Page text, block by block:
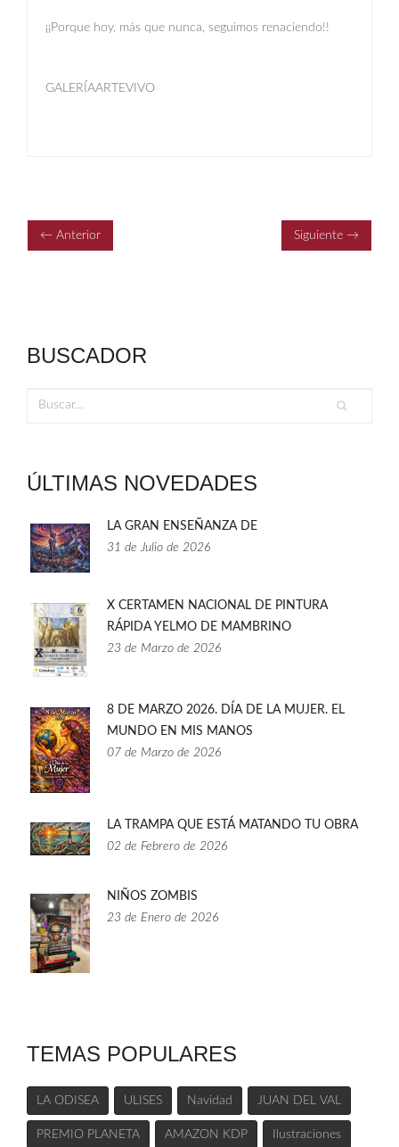
¡¡Porque hoy, más que nunca, seguimos renaciendo!!
GALERÍAARTEVIVO
← Anterior Siguiente →
BUSCADOR
ÚLTIMAS NOVEDADES
LA GRAN ENSEÑANZA DE
31 de Julio de 2026
X CERTAMEN NACIONAL DE PINTURA
RÁPIDA YELMO DE MAMBRINO
23 de Marzo de 2026
8 DE MARZO 2026. DÍA DE LA MUJER. EL
MUNDO EN MIS MANOS
07 de Marzo de 2026
LA TRAMPA QUE ESTÁ MATANDO TU OBRA
02 de Febrero de 2026
NIÑOS ZOMBIS
23 de Enero de 2026
TEMAS POPULARES
LA ODISEA ULISES Navidad JUAN DEL VAL
PREMIO PLANETA AMAZON KDP Ilustraciones